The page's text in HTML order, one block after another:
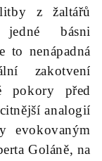
z žaltářů
básni
to nenápadná
zakotvení
pokory před
analogií
evokovaným
Goláně, na